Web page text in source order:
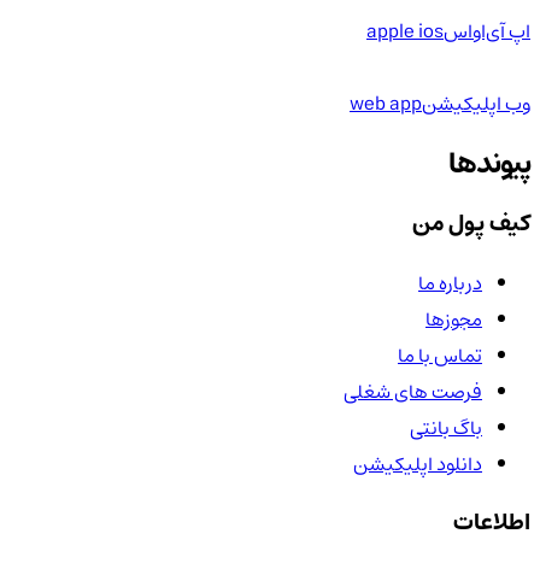
اپ آی‌او‌اسapple ios
وب اپلیکیشنweb app
پیوندها
کیف پول من
درباره ما
مجوزها
تماس با ما
فرصت های شغلی
باگ بانتی
دانلود اپلیکیشن
اطلاعات